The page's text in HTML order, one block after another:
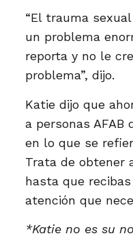
“El trauma
un problema
reporta y no le
problema”, dijo.
Katie dijo que
a personas AFAB
en lo que se
Trata de obtener
hasta que
atención que
*Katie no es su